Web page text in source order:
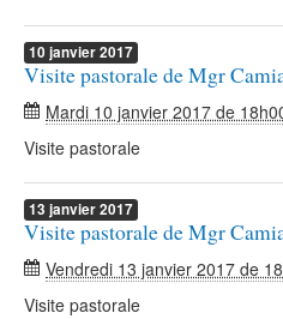
10 janvier2017
Visite pastorale de Mgr
Mardi 10 janvier 2017 de
Visite pastorale
13 janvier2017
Visite pastorale de Mgr
Vendredi 13 janvier 2017 de
Visite pastorale